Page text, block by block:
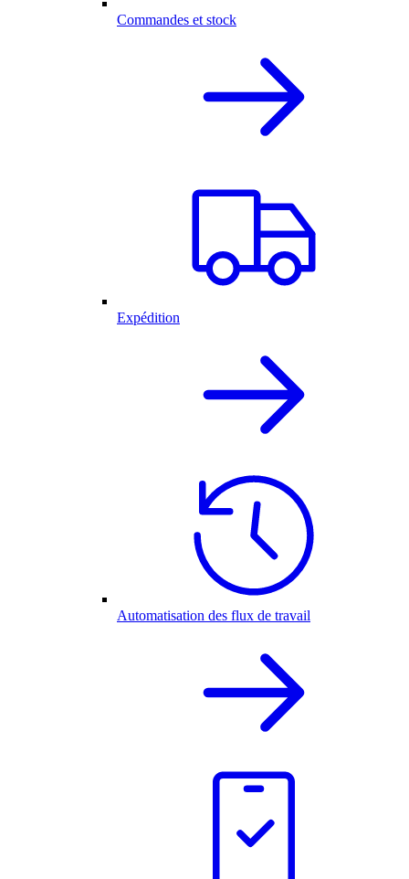
Commandes et stock
Expédition
Automatisation des flux de travail